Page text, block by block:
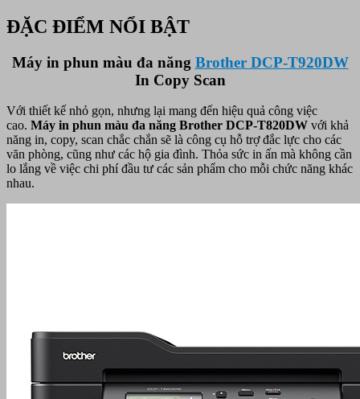
ĐẶC ĐIỂM NỔI BẬT
Máy in phun màu đa năng Brother DCP-T920DW
In Copy Scan
Với thiết kế nhỏ gọn, nhưng lại mang đến hiệu quả công việc
cao. Máy in phun màu đa năng Brother DCP-T820DW với khả
năng in, copy, scan chắc chắn sẽ là công cụ hỗ trợ đắc lực cho các
văn phòng, cũng như các hộ gia đình. Thỏa sức in ấn mà không cần
lo lắng về việc chi phí đầu tư các sản phẩm cho mỗi chức năng khác
nhau.